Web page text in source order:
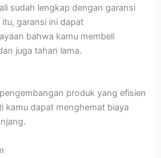
sudah lengkap dengan garansi
garansi ini dapat
bahwa kamu membeli
juga tahan lama.
produk yang efisien
kamu dapat menghemat biaya